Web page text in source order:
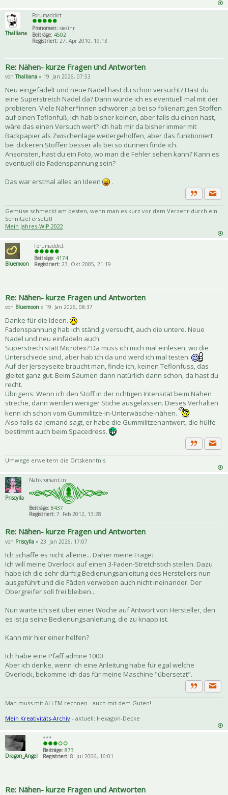
Thalliana
Forumaddict
Pronomen: sie/ihr
Beiträge: 4502
Registriert: 27. Apr 2010, 19:13
Re: Nähen- kurze Fragen und Antworten
von Thalliana » 19. Jan 2026, 07:53
Neu eingefädelt und neue Nadel hast du schon versucht? Hast du
eine Superstretch Nadel da? Dann würde ich es eventuell mal mit der
probieren. Viele Näher*innen schwören ja bei so folienartigen Stoffen
auf einen Teflonfuß, ich hab bisher keinen, aber falls du einen hast,
wäre das einen Versuch wert? Ich hab mir da bisher immer mit
Backpapier als Zwischenlage weitergeholfen, aber das funktioniert
bei dickeren Stoffen besser als bei so dünnen finde ich.
Ansonsten, hast du ein Foto, wo man die Fehler sehen kann? Kann es
eventuell die Fadenspannung sein?
Das war erstmal alles an Ideen
.
Zitat
Gemüse schmeckt am besten, wenn man es kurz vor dem Verzehr durch ein
Schnitzel ersetzt!
Mein Jahres-WIP 2022
Bluemoon
Forumaddict
Beiträge: 4174
Registriert: 23. Okt 2005, 21:19
Re: Nähen- kurze Fragen und Antworten
von Bluemoon » 19. Jan 2026, 08:37
Danke für die Ideen.
Fadenspannung hab ich ständig versucht, auch die untere. Neue
Nadel und neu einfädeln auch.
Superstrech statt Microtex? Da muss ich mich mal einlesen, wo die
Unterschiede sind, aber hab ich da und werd ich mal testen.
Auf der Jerseyseite braucht man, finde ich, keinen Teflonfuss, das
gleitet ganz gut. Beim Säumen dann natürlich dann schon, da hast du
recht.
Übrigens: Wenn ich den Stoff in der richtigen Intensität beim Nähen
streche, dann werden weniger Stiche ausgelassen. Dieses Verhalten
kenn ich schon vom Gummilitze-in-Unterwäsche-nähen.
Also falls da jemand sagt, er habe die Gummilitzenantwort, die hülfe
bestimmt auch beim Spacedress.
Zitat
Umwege erweitern die Ortskenntnis.
Priscylla
Nähkromant:in
Beiträge: 8437
Registriert: 7. Feb 2012, 13:28
Re: Nähen- kurze Fragen und Antworten
von Priscylla » 23. Jan 2026, 17:07
Ich schaffe es nicht alleine... Daher meine Frage:
Ich will meine Overlock auf einen 3-Faden-Stretchstich stellen. Dazu
habe ich die sehr dürftig Bedienungsanleitung des Herstellers nun
ausgeführt und die Fäden verweben auch nicht ineinander. Der
Obergreifer soll frei bleiben...
Nun warte ich seit über einer Woche auf Antwort von Hersteller, den
es ist ja seine Bedienungsanleitung, die zu knapp ist.
Kann mir hier einer helfen?
Ich habe eine Pfaff admire 1000
Aber ich denke, wenn ich eine Anleitung habe für egal welche
Overlock, bekomme ich das für meine Maschine "übersetzt".
Zitat
Man muss mit ALLEM rechnen - auch mit dem Guten!
Mein Kreativitäts-Archiv - aktuell: Hexagon-Decke
Dragon_Angel
***
Beiträge: 873
Registriert: 8. Jul 2006, 16:01
Re: Nähen- kurze Fragen und Antworten